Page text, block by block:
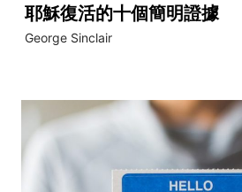
耶穌復活的十個簡明證據
George Sinclair